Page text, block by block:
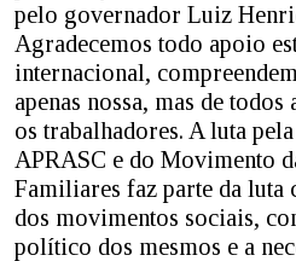
pelo governador Luiz
Agradecemos todo apoio
internacional,
apenas nossa, mas de todos
os trabalhadores. A luta
APRASC e do Movimento
Familiares faz parte da
dos movimentos sociais,
político dos mesmos e a